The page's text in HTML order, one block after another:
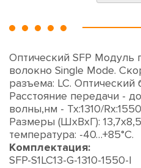
Оптический SFP
волокно Single Mode.
разъема: LC. Оптический
Расстояние передачи -
волны,нм - Tx:1310/
Размеры (ШхВхГ):
температура: -40…+85°С.
Комплектация:
SFP-S1LC13-G-1310-1550-I